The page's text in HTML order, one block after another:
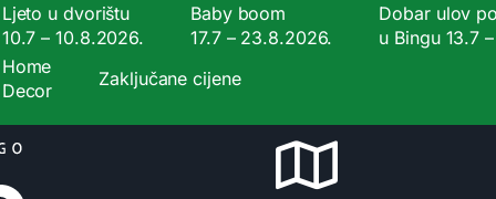
Ljeto u dvorištu
10.7 – 10.8.2026.
Baby boom
17.7 – 23.8.2026.
Dobar ulov
u Bingu 13.7
Home
Decor
Zaključane cijene